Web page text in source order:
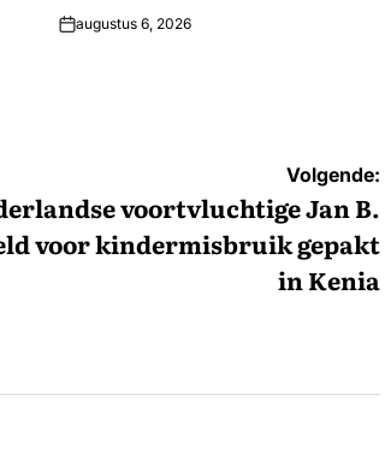
augustus 6, 2026
Volgende:
voortvluchtige Jan B.
voor kindermisbruik gepakt
in Kenia